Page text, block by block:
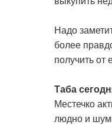
Надо
более
получить от
Таба
Местечко
людно и